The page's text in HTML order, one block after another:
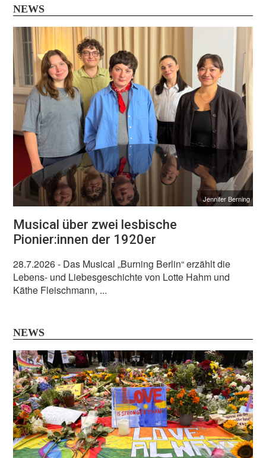
NEWS
Jennifer Berning
Musical über zwei lesbische
Pionier:innen der 1920er
28.7.2026- Das Musical „Burning Berlin“ erzählt die
Lebens- und Liebesgeschichte von Lotte Hahm und
Käthe Fleischmann, ...
NEWS